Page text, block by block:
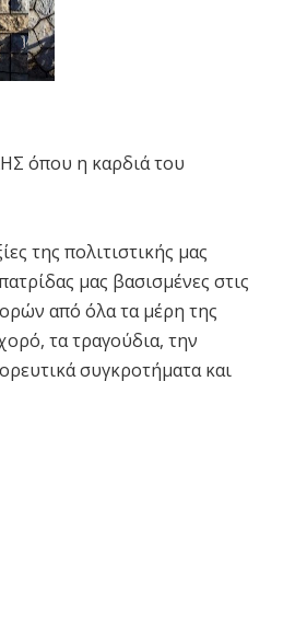
όπου η καρδιά του
της πολιτιστικής μας
μας βασισμένες στις
από όλα τα μέρη της
τα τραγούδια, την
συγκροτήματα και